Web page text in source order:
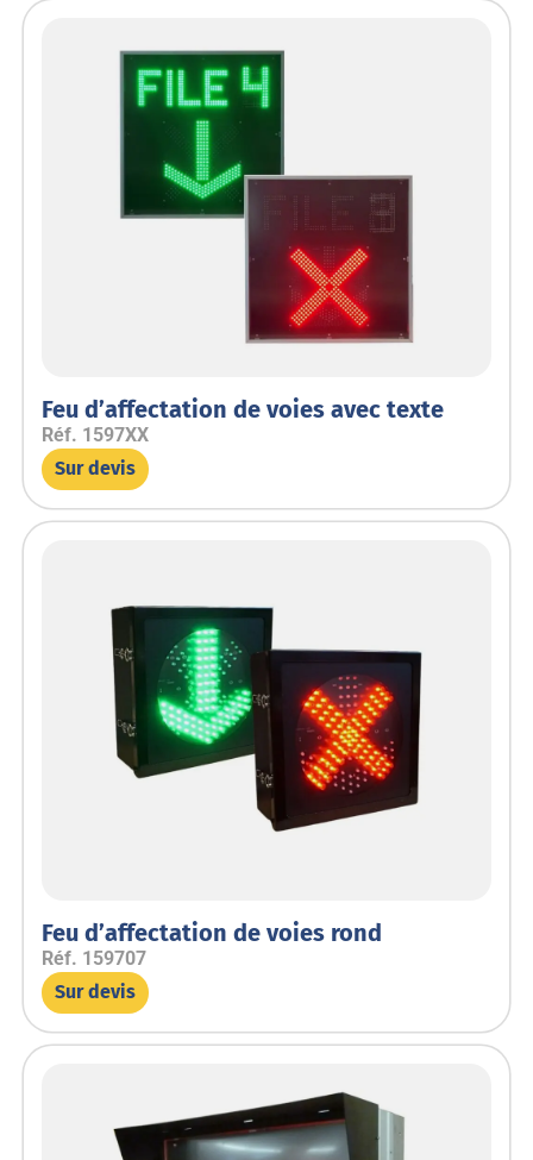
Feu d’affectation de voies avec texte
Réf. 1597XX
Sur devis
Feu d’affectation de voies rond
Réf. 159707
Sur devis